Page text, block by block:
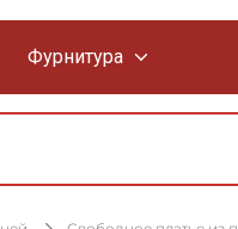
Фурнитура